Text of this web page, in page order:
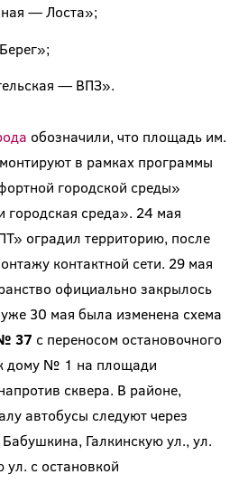
— Лоста»;
— ВПЗ».
обозначили, что площадь им.
в рамках программы
городской среды»
городская среда». 24 мая
оградил территорию, после
контактной сети. 29 мая
официально закрылось
30 мая была изменена схема
37 с переносом остановочного
дому № 1 на площади
сквера. В районе,
автобусы следуют через
Галкинскую ул., ул.
с остановкой